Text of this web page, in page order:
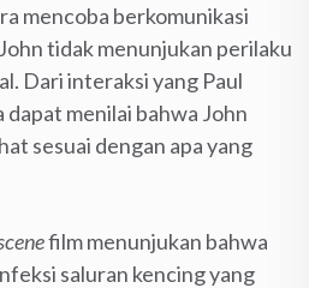
mencoba berkomunikasi
tidak menunjukan perilaku
Dari interaksi yang Paul
dapat menilai bahwa John
sesuai dengan apa yang
film menunjukan bahwa
saluran kencing yang